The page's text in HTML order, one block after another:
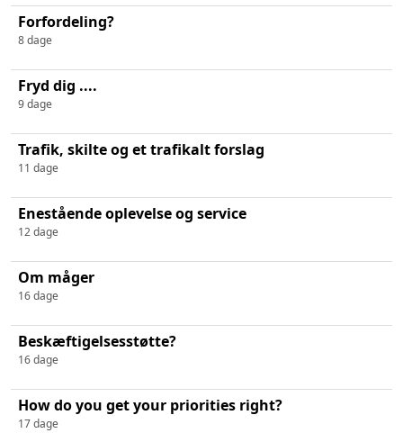
Forfordeling?
8 dage
Fryd dig ....
9 dage
Trafik, skilte og et trafikalt forslag
11 dage
Enestående oplevelse og service
12 dage
Om måger
16 dage
Beskæftigelsesstøtte?
16 dage
How do you get your priorities right?
17 dage